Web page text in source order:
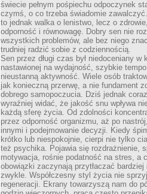
świecie pełnym pośpiechu odpoczynek
czymś, o co trzeba świadomie
to jednak walka o lenistwo, lecz o zdrowie,
odporność i równowagę. Dobry sen nie
wszystkich problemów, ale bez niego
trudniej radzić sobie z codziennością.
Sen przez długi czas był niedoceniany w
nastawionej na wydajność, szybkie
nieustanną aktywność. Wiele osób
jak konieczną przerwę, a nie fundament
dobrego samopoczucia. Dziś jednak coraz
wyraźniej widać, że jakość snu wpływa
każdą sferę życia. Od zdolności
przez odporność organizmu, aż po
innymi i podejmowanie decyzji. Kiedy
krótko lub niespokojnie, cierpi nie tylko
też psychika. Pojawia się rozdrażnienie,
motywacja, rośnie podatność na stres, a
obowiązki zaczynają przytłaczać bardziej
zwykle. Współczesny styl życia nie
regeneracji. Ekrany towarzyszą nam do